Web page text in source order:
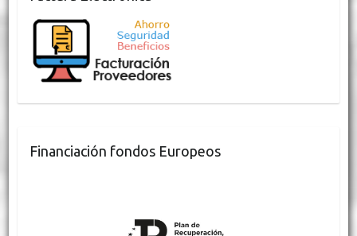
Financiación fondos Europeos